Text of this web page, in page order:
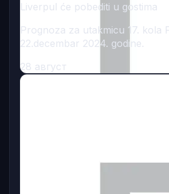
Liverpul će pobediti u gostima
Prognoza za utakmicu 17. kola
22.decembar 2024. godine.
28 август